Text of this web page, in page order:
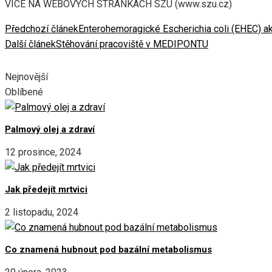
VÍCE NA WEBOVÝCH STRÁNKÁCH SZÚ (www.szu.cz)
Předchozí článekEnterohemoragické Escherichia coli (EHEC)
Další článekStěhování pracoviště v MEDIPONTU
Nejnovější
Oblíbené
Palmový olej a zdraví
12 prosince, 2024
Jak předejít mrtvici
2 listopadu, 2024
Co znamená hubnout pod bazální metabolismus